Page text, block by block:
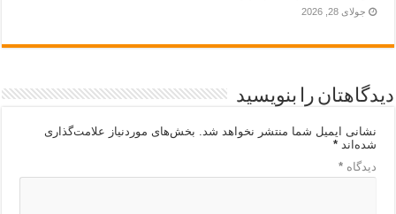
جولای 28, 2026
دیدگاهتان را بنویسید
نشانی ایمیل شما منتشر نخواهد شد.
بخش‌های موردنیاز علامت‌گذاری
شده‌اند*
دیدگاه*